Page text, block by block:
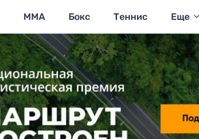
MMA Бокс Теннис Еще